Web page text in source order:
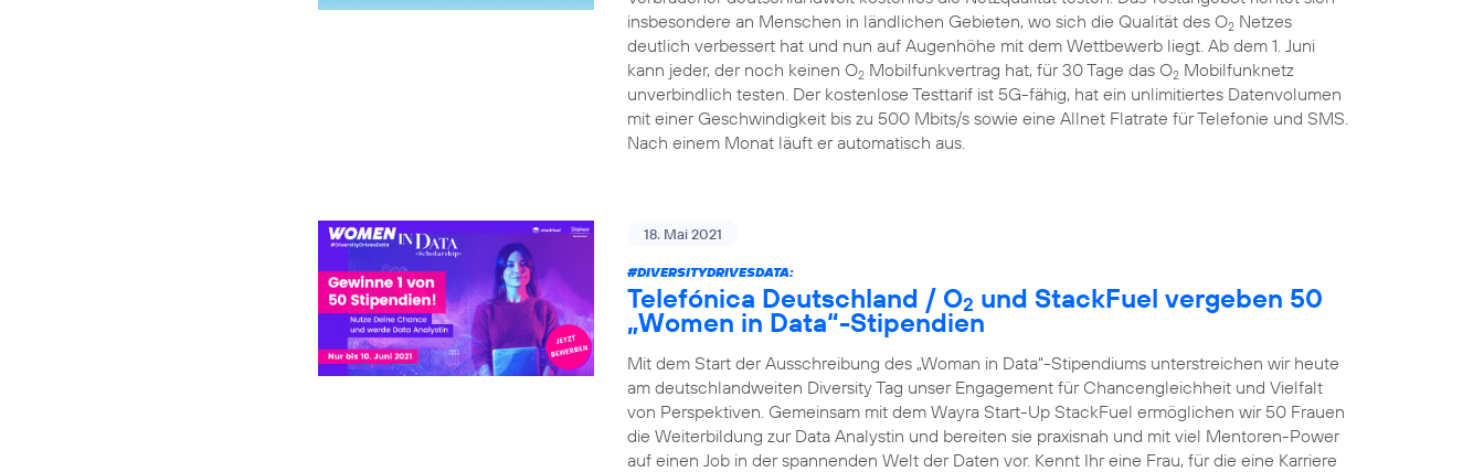
insbesondere an Menschen in ländlichen Gebieten, wo sich die Qualität des O2 Netzes
deutlich verbessert hat und nun auf Augenhöhe mit dem Wettbewerb liegt. Ab dem 1. Juni
kann jeder, der noch keinen O2 Mobilfunkvertrag hat, für 30 Tage das O2 Mobilfunknetz
unverbindlich testen. Der kostenlose Testtarif ist 5G-fähig, hat ein unlimitiertes Datenvolumen
mit einer Geschwindigkeit bis zu 500 Mbits/s sowie eine Allnet Flatrate für Telefonie und SMS.
Nach einem Monat läuft er automatisch aus.
18. Mai 2021
#DIVERSITYDRIVESDATA:
Telefónica Deutschland / O2 und StackFuel vergeben 50
„Women in Data“-Stipendien
Mit dem Start der Ausschreibung des „Woman in Data“-Stipendiums unterstreichen wir heute
am deutschlandweiten Diversity Tag unser Engagement für Chancengleichheit und Vielfalt
von Perspektiven. Gemeinsam mit dem Wayra Start-Up StackFuel ermöglichen wir 50 Frauen
die Weiterbildung zur Data Analystin und bereiten sie praxisnah und mit viel Mentoren-Power
auf einen Job in der spannenden Welt der Daten vor. Kennt Ihr eine Frau, für die eine Karriere